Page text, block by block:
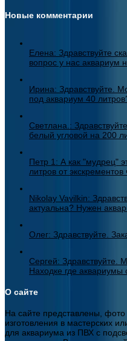
Новые комментарии
Елена: Здравствуйте
вопрос у нас аквариум
Ирина: Здравствуйте.
под аквариум 40
Светлана.:
белый угловой на 200
Петр 1: А как "мудрец"
литров от
Nikolay Vavilkin:
актуальна? Нужен
Олег: Здравствуйте.
Сергей: Здравствуйте.
Находке где аквариумы
О сайте
На сайте представлены,
изготовления в мастерских
для аквариума из ПВХ с